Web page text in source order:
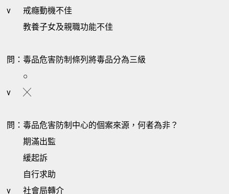
v
戒癮動機不佳
教養子女及親職功能不佳
問：毒品危害防制條列將毒品分為三級
○
v
╳
問：毒品危害防制中心的個案來源，何者為非？
期滿出監
緩起訴
自行求助
v
社會局轉介